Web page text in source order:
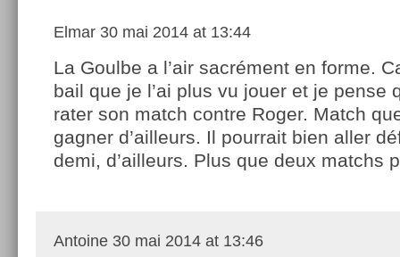
Elmar 30 mai 2014 at 13:44
La Goulbe a l’air sacrément en forme.
bail que je l’ai plus vu jouer et je pense
rater son match contre Roger. Match
gagner d’ailleurs. Il pourrait bien aller
demi, d’ailleurs. Plus que deux matchs
Antoine 30 mai 2014 at 13:46